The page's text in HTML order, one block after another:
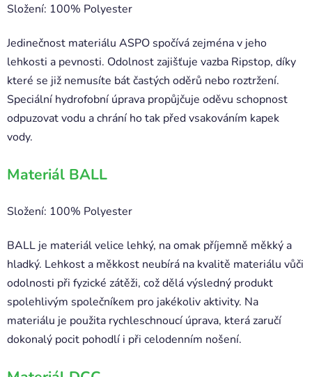
Složení: 100% Polyester
Jedinečnost materiálu ASPO spočívá zejména v jeho
lehkosti a pevnosti. Odolnost zajišťuje vazba Ripstop, díky
které se již nemusíte bát častých oděrů nebo roztržení.
Speciální hydrofobní úprava propůjčuje oděvu schopnost
odpuzovat vodu a chrání ho tak před vsakováním kapek
vody.
Materiál BALL
Složení: 100% Polyester
BALL je materiál velice lehký, na omak příjemně měkký a
hladký. Lehkost a měkkost neubírá na kvalitě materiálu vůči
odolnosti při fyzické zátěži, což dělá výsledný produkt
spolehlivým společníkem pro jakékoliv aktivity. Na
materiálu je použita rychleschnoucí úprava, která zaručí
dokonalý pocit pohodlí i při celodenním nošení.